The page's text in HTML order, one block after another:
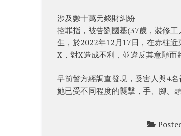
涉及數十萬元錢財糾紛
控罪指，被告劉國基(37歲，裝修
生，於2022年12月17日，在赤柱
X，對X造成不利，並違反其意願而
早前警方經調查發現，受害人與4
她已受不同程度的襲擊，手、腳、